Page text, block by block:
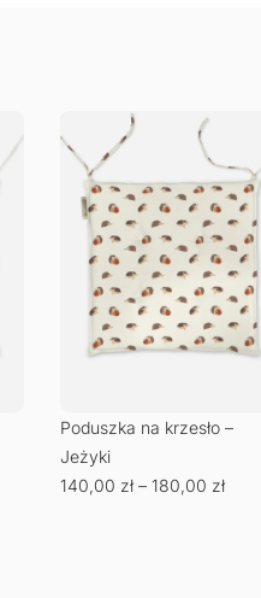
Poduszka na krzesło –
Jeżyki
140,00 zł – 180,00 zł